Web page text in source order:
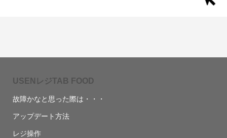
USENレジTAB FOOD
故障かなと思った際は・・・
アップデート方法
レジ操作